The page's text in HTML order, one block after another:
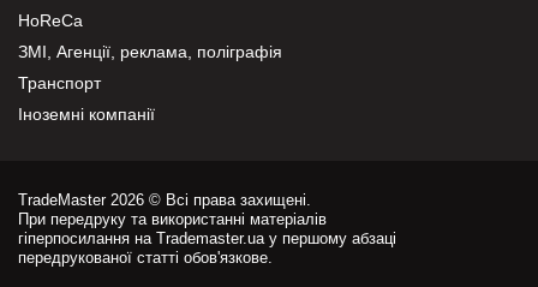
HoReCa
ЗМІ, Агенції, реклама, поліграфія
Транспорт
Іноземні компанії
TradeMaster 2026 © Всі права захищені.
При передруку та використанні матеріалів
гіперпосилання на Trademaster.ua у першому абзаці
передрукованої статті обов'язкове.